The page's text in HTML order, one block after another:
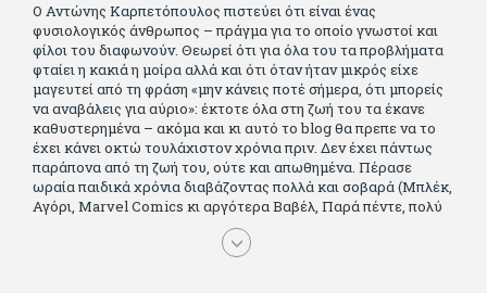
Ο Αντώνης Καρπετόπουλος πιστεύει ότι είναι ένας
φυσιολογικός άνθρωπος – πράγμα για το οποίο γνωστοί και
φίλοι του διαφωνούν. Θεωρεί ότι για όλα του τα προβλήματα
φταίει η κακιά η μοίρα αλλά και ότι όταν ήταν μικρός είχε
μαγευτεί από τη φράση «μην κάνεις ποτέ σήμερα, ότι μπορείς
να αναβάλεις για αύριο»: έκτοτε όλα στη ζωή του τα έκανε
καθυστερημένα – ακόμα και κι αυτό το blog θα πρεπε να το
έχει κάνει οκτώ τουλάχιστον χρόνια πριν. Δεν έχει πάντως
παράπονα από τη ζωή του, ούτε και απωθημένα. Πέρασε
ωραία παιδικά χρόνια διαβάζοντας πολλά και σοβαρά (Μπλέκ,
Αγόρι, Μarvel Comics κι αργότερα Βαβέλ, Παρά πέντε, πολύ
Αλέξανδρο Δουμά και αρκετό Ιούλιο Βέρν πριν τον κερδίσουν
τα αστυνομικά), απέκτησε τους σωστούς φίλους κυρίως γιατί